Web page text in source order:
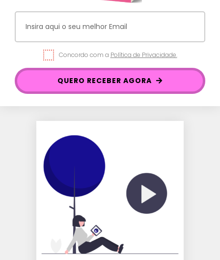
Concordo com a Política de Privacidade.
QUERO RECEBER AGORA